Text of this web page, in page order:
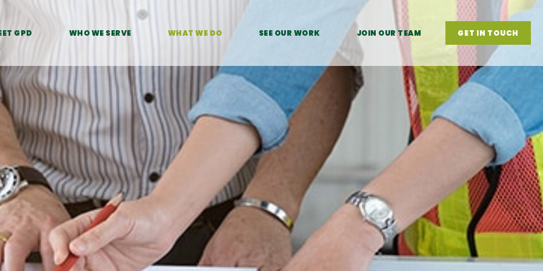
GPD WHO WE SERVE WHAT WE DO SEE OUR WORK JOIN OUR TEAM GET IN TOUCH